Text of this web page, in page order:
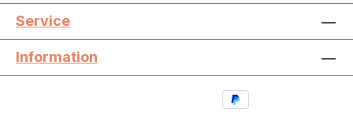
Service
Information